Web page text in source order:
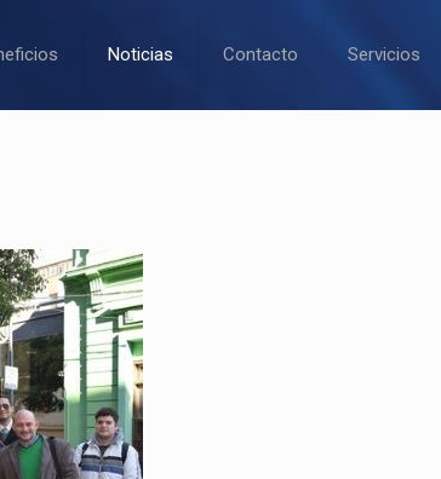
Noticias Contacto Servicios